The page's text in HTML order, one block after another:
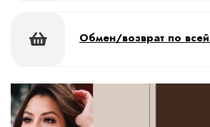
Обмен/возврат по